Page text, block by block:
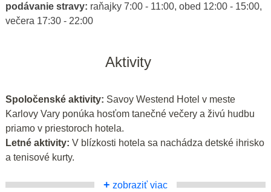
podávanie stravy: raňajky 7:00 - 11:00, obed 12:00 - 15:00,
večera 17:30 - 22:00
Aktivity
Spoločenské aktivity: Savoy Westend Hotel v meste
Karlovy Vary ponúka hosťom tanečné večery a živú hudbu
priamo v priestoroch hotela.
Letné aktivity: V blízkosti hotela sa nachádza detské ihrisko
a tenisové kurty.
+ zobraziť viac